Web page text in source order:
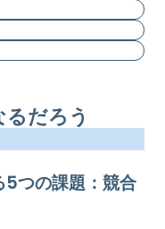
だろう
5つの課題：競合